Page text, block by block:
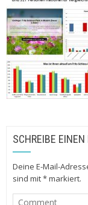
SCHREIBE
Deine E-Mail-
sind mit*markiert.